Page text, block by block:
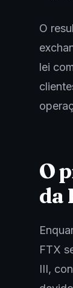
O
lei
O
da
FTX
III,